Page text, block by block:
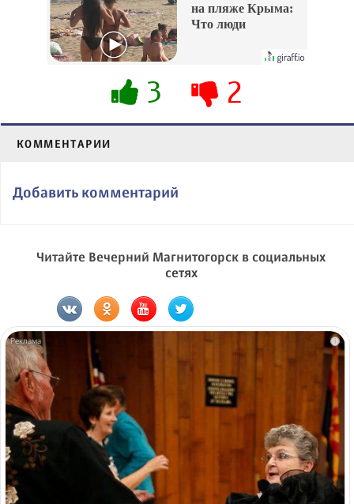
на пляже Крыма:
Что люди
их не видят...
3 2
КОММЕНТАРИИ
Добавить комментарий
Читайте Вечерний Магнитогорск в социальных
сетях
i